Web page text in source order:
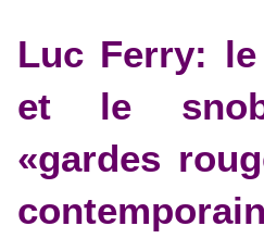
Luc Ferry:
et le
«gardes
contemporain